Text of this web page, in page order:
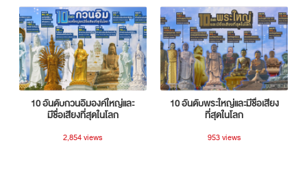
10 อันดับกวนอิมองค์ใหญ่และ
มีชื่อเสียงที่สุดในโลก
2,854 views
10 อันดับพระใหญ่และมีชื่อเสียง
ที่สุดในโลก
953 views